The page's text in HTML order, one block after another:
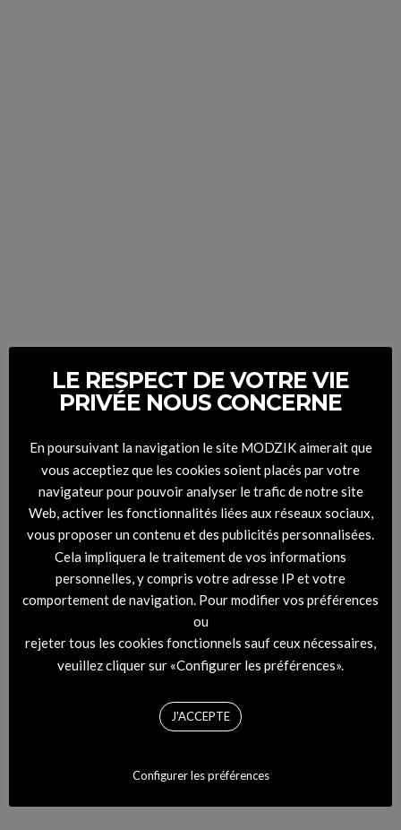
LE RESPECT DE VOTRE VIE
PRIVÉE NOUS CONCERNE
En poursuivant la navigation le site MODZIK aimerait que
vous acceptiez que les cookies soient placés par votre
navigateur pour pouvoir analyser le trafic de notre site
Web, activer les fonctionnalités liées aux réseaux sociaux,
vous proposer un contenu et des publicités personnalisées.
Cela impliquera le traitement de vos informations
personnelles, y compris votre adresse IP et votre
comportement de navigation. Pour modifier vos préférences
ou
rejeter tous les cookies fonctionnels sauf ceux nécessaires,
veuillez cliquer sur «Configurer les préférences».
J'ACCEPTE
Configurer les préférences